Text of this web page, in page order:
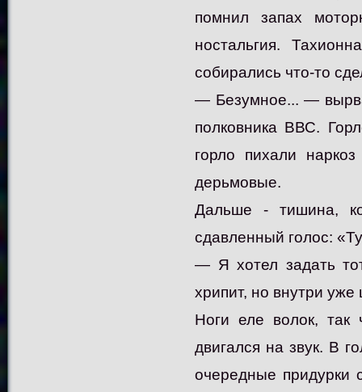
помнил запах
ностальгия.
собирались что-то
— Безумное... —
полковника ВВС.
горло пихали
дерьмовые.
Дальше - тишина,
сдавленный голос:
— Я хотел задать
хрипит, но внутри
Ноги еле волок, так
двигался на звук. В
очередные придурки